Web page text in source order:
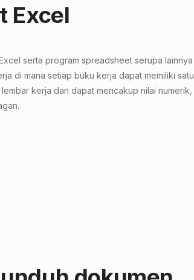
Excel
serta program spreadsheet serupa lainnya
di mana setiap buku kerja dapat memiliki satu
kerja dan dapat mencakup nilai numerik,